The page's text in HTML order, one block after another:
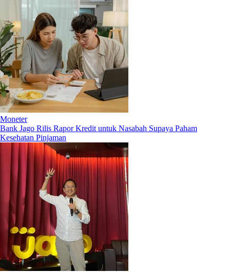
Moneter
Bank Jago Rilis Rapor Kredit untuk Nasabah Supaya Paham
Kesehatan Pinjaman